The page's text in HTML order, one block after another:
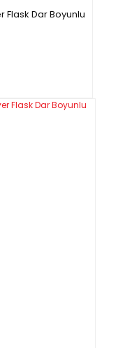
Flask Dar Boyunlu